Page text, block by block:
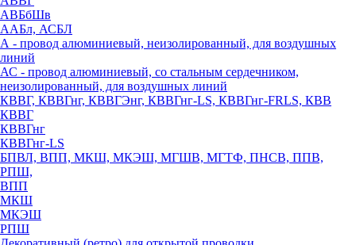
АВБбШв
ААБл, АСБЛ
А - провод алюминиевый, неизолированный, для воздушных
линий
АС - провод алюминиевый, со стальным сердечником,
неизолированный, для воздушных линий
КВВГ, КВВГнг, КВВГЭнг, КВВГнг-LS, КВВГнг-FRLS, КВВ
КВВГ
КВВГнг
КВВГнг-LS
БПВЛ, ВПП, МКШ, МКЭШ, МГШВ, МГТФ, ПНСВ, ППВ,
РПШ,
ВПП
МКШ
МКЭШ
РПШ